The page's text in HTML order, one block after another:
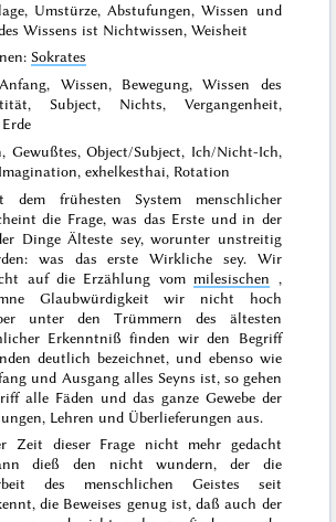
Umstürze, Abstufungen, Wissen und
Wissens ist Nichtwissen, Weisheit
Sokrates
Wissen, Bewegung, Wissen des
Subject, Nichts, Vergangenheit,
Gewußtes, Object/Subject, Ich/Nicht-Ich,
exhelkesthai, Rotation
frühesten System menschlicher
die Frage,was das Erste und in der
Dinge Älteste sey, worunter unstreitig
was das erste Wirkliche sey. Wir
auf die Erzählung vom milesischen ,
Glaubwürdigkeitwir nicht hoch
unter den Trümmern des ältesten
Erkenntniß finden wir den Begriff
deutlich bezeichnet, und ebenso wie
und Ausgang alles Seyns ist, so gehen
alle Fäden und das ganze Gewebe der
Lehren und Überlieferungen aus.
Zeit dieser Frage nicht mehr gedacht
dieß den nicht wundern, der die
des menschlichen Geistes seit
die Beweises genug ist, daß auch der